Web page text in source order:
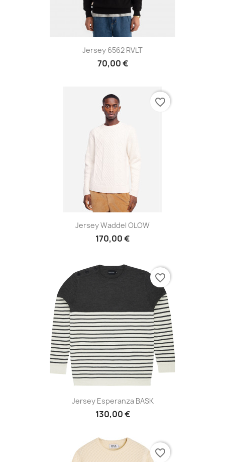
Jersey 6562 RVLT
70,00 €
Jersey Waddel OLOW
170,00 €
favorite_border
Jersey Esperanza BASK
130,00 €
favorite_border
favorite_border